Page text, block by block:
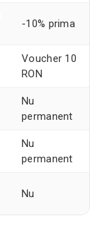
-10% prima
Voucher 10
RON
Nu
permanent
Nu
permanent
Nu